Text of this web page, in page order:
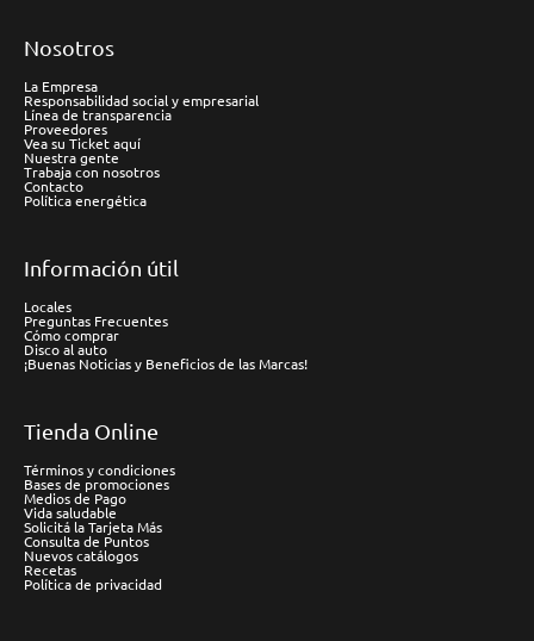
Nosotros
La Empresa
Responsabilidad social y empresarial
Línea de transparencia
Proveedores
Vea su Ticket aquí
Nuestra gente
Trabaja con nosotros
Contacto
Política energética
Información útil
Locales
Preguntas Frecuentes
Cómo comprar
Disco al auto
¡Buenas Noticias y Beneficios de las Marcas!
Tienda Online
Términos y condiciones
Bases de promociones
Medios de Pago
Vida saludable
Solicitá la Tarjeta Más
Consulta de Puntos
Nuevos catálogos
Recetas
Política de privacidad